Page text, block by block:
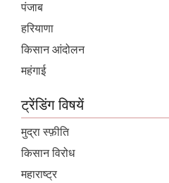
पंजाब
हरियाणा
किसान आंदोलन
महंगाई
ट्रेंडिंग विषयें
मुद्रा स्फ़ीति
किसान विरोध
महाराष्ट्र